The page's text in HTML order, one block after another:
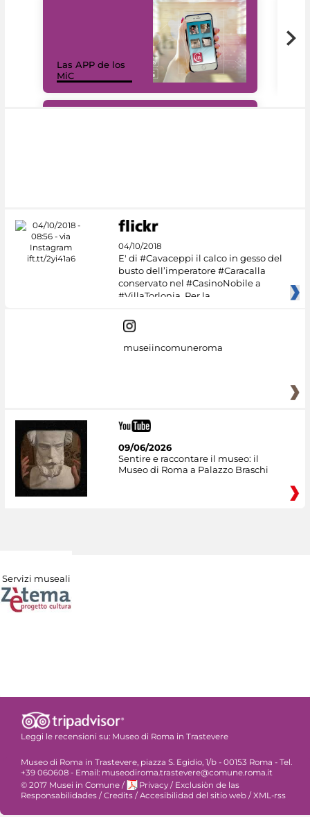
Las APP de los
MiC
04/10/2018
E' di #Cavaceppi il calco in gesso del
busto dell’imperatore #Caracalla
conservato nel #CasinoNobile a
#VillaTorlonia. Per la
museiincomuneroma
09/06/2026
Sentire e raccontare il museo: il
Museo di Roma a Palazzo Braschi
Servizi museali
Leggi le recensioni su: Museo di Roma in Trastevere
Museo di Roma in Trastevere, piazza S. Egidio, 1/b - 00153 Roma - Tel.
+39 060608 - Email: museodiroma.trastevere@comune.roma.it
© 2017 Musei in Comune / Privacy / Exclusiòn de las
Responsabilidades / Credits / Accesibilidad del sitio web / XML-rss